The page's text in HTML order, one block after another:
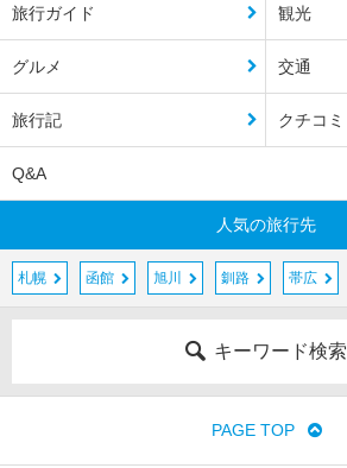
旅行ガイド 観光
グルメ 交通
旅行記 クチコミ
Q&A
人気の旅行先
札幌 函館 旭川 釧路 帯広
キーワード検索
PAGE TOP